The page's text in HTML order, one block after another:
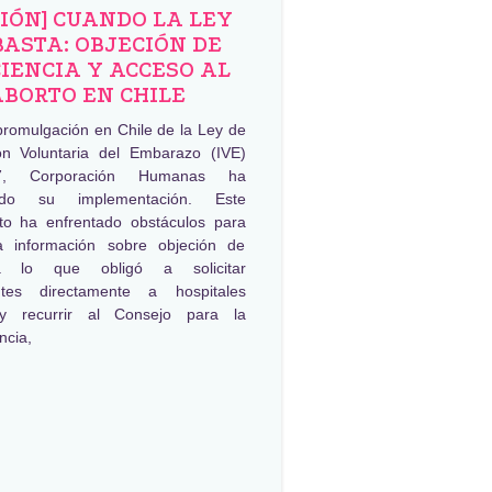
CUANDO LA LEY
OBJECIÓN DE
Y ACCESO AL
EN CHILE
en Chile de la Ley de
Voluntaria del Embarazo (IVE)
Corporación Humanas ha
su implementación. Este
ha enfrentado obstáculos para
información sobre objeción de
lo que obligó a solicitar
directamente a hospitales
recurrir al Consejo para la